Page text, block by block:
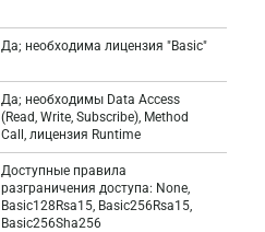
Да; необходима лицензия "Basic"
Да; необходимы Data Access
(Read, Write, Subscribe), Method
Call, лицензия Runtime
Доступные правила
разграничения доступа: None,
Basic128Rsa15, Basic256Rsa15,
Basic256Sha256